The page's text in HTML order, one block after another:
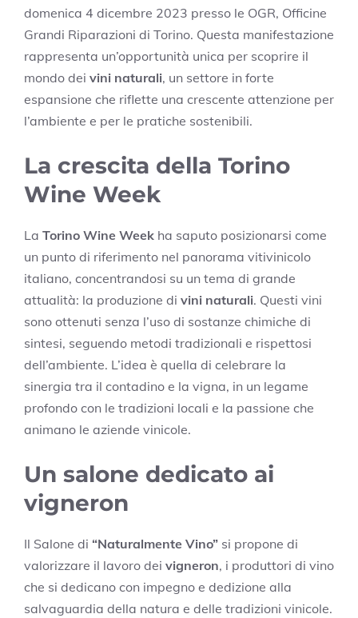
domenica 4 dicembre 2023 presso le OGR, Officine
Grandi Riparazioni di Torino. Questa manifestazione
rappresenta un’opportunità unica per scoprire il
mondo dei vini naturali, un settore in forte
espansione che riflette una crescente attenzione per
l’ambiente e per le pratiche sostenibili.
La crescita della Torino
Wine Week
La Torino Wine Week ha saputo posizionarsi come
un punto di riferimento nel panorama vitivinicolo
italiano, concentrandosi su un tema di grande
attualità: la produzione di vini naturali. Questi vini
sono ottenuti senza l’uso di sostanze chimiche di
sintesi, seguendo metodi tradizionali e rispettosi
dell’ambiente. L’idea è quella di celebrare la
sinergia tra il contadino e la vigna, in un legame
profondo con le tradizioni locali e la passione che
animano le aziende vinicole.
Un salone dedicato ai
vigneron
Il Salone di “Naturalmente Vino” si propone di
valorizzare il lavoro dei vigneron, i produttori di vino
che si dedicano con impegno e dedizione alla
salvaguardia della natura e delle tradizioni vinicole.